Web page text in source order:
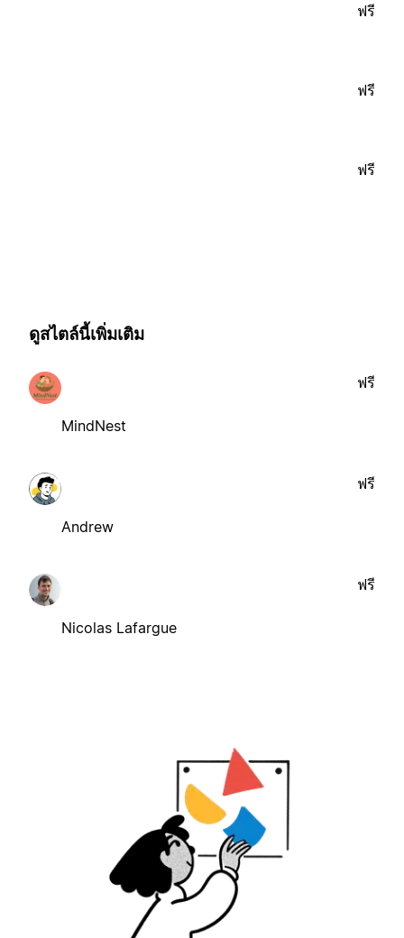
ฟรี
ฟรี
ฟรี
ดูสไตล์นี้เพิ่มเติม
MindNest
ฟรี
Andrew
ฟรี
Nicolas Lafargue
ฟรี